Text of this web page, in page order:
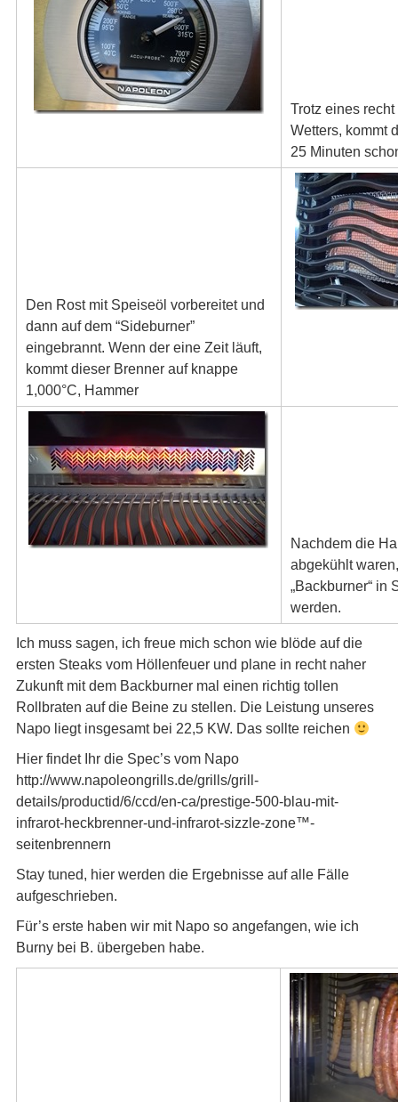
Trotz eines
Wetters, kommt
25 Minuten
Den Rost mit Speiseöl vorbereitet und
dann auf dem “Sideburner”
eingebrannt. Wenn der eine Zeit läuft,
kommt dieser Brenner auf knappe
1,000°C, Hammer
Nachdem die
abgekühlt
„Backburner“ in
werden.
Ich muss sagen, ich freue mich schon wie blöde auf die
ersten Steaks vom Höllenfeuer und plane in recht naher
Zukunft mit dem Backburner mal einen richtig tollen
Rollbraten auf die Beine zu stellen. Die Leistung unseres
Napo liegt insgesamt bei 22,5 KW. Das sollte reichen
Hier findet Ihr die Spec’s vom Napo
http://www.napoleongrills.de/grills/grill-
details/productid/6/ccd/en-ca/prestige-500-blau-mit-
infrarot-heckbrenner-und-infrarot-sizzle-zone™-
seitenbrennern
Stay tuned, hier werden die Ergebnisse auf alle Fälle
aufgeschrieben.
Für’s erste haben wir mit Napo so angefangen, wie ich
Burny bei B. übergeben habe.